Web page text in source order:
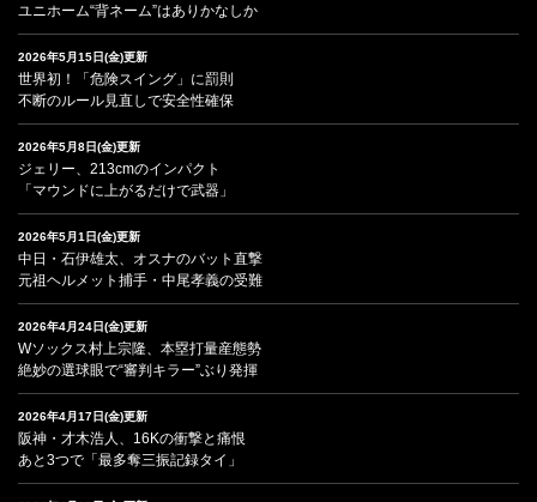
ユニホーム“背ネーム”はありかなしか
2026年5月15日(金)更新
世界初！「危険スイング」に罰則
不断のルール見直しで安全性確保
2026年5月8日(金)更新
ジェリー、213cmのインパクト
「マウンドに上がるだけで武器」
2026年5月1日(金)更新
中日・石伊雄太、オスナのバット直撃
元祖ヘルメット捕手・中尾孝義の受難
2026年4月24日(金)更新
Wソックス村上宗隆、本塁打量産態勢
絶妙の選球眼で“審判キラー”ぶり発揮
2026年4月17日(金)更新
阪神・才木浩人、16Kの衝撃と痛恨
あと3つで「最多奪三振記録タイ」